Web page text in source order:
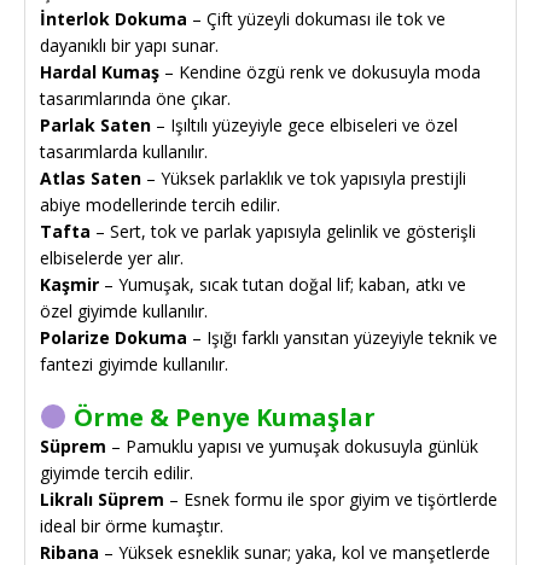
İnterlok Dokuma – Çift yüzeyli dokuması ile tok ve
dayanıklı bir yapı sunar.
Hardal Kumaş – Kendine özgü renk ve dokusuyla moda
tasarımlarında öne çıkar.
Parlak Saten – Işıltılı yüzeyiyle gece elbiseleri ve özel
tasarımlarda kullanılır.
Atlas Saten – Yüksek parlaklık ve tok yapısıyla prestijli
abiye modellerinde tercih edilir.
Tafta – Sert, tok ve parlak yapısıyla gelinlik ve gösterişli
elbiselerde yer alır.
Kaşmir – Yumuşak, sıcak tutan doğal lif; kaban, atkı ve
özel giyimde kullanılır.
Polarize Dokuma – Işığı farklı yansıtan yüzeyiyle teknik ve
fantezi giyimde kullanılır.
Örme & Penye Kumaşlar
Süprem – Pamuklu yapısı ve yumuşak dokusuyla günlük
giyimde tercih edilir.
Likralı Süprem – Esnek formu ile spor giyim ve tişörtlerde
ideal bir örme kumaştır.
Ribana – Yüksek esneklik sunar; yaka, kol ve manşetlerde